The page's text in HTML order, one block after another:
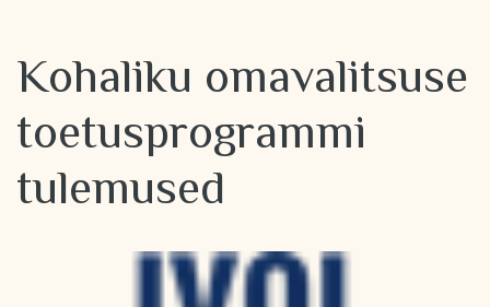
Kohaliku omavalitsuse
toetusprogrammi
tulemused